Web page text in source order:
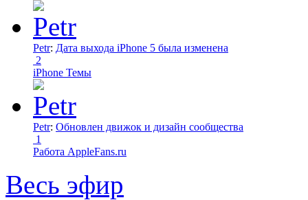
Petr: Дата выхода iPhone 5 была изменена
2
iPhone Темы
Petr: Обновлен движок и дизайн сообщества
1
Работа AppleFans.ru
Весь эфир